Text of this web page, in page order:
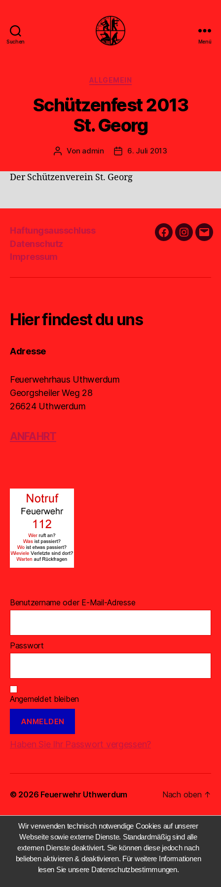
Suchen Menü
Kategorien
ALLGEMEIN
Schützenfest 2013
St. Georg
Beitragsautor
Von admin Veröffentlichungsdatum
6. Juli 2013
Der Schützenverein St. Georg
Haftungsausschluss
Datenschutz
Impressum
FacebookE-
Hier findest du uns
Adresse
Feuerwehrhaus Uthwerdum
Georgsheiler Weg 28
26624 Uthwerdum
ANFAHRT
Benutzername oder E-Mail-Adresse
Passwort
Angemeldet bleiben
Haben Sie Ihr Passwort vergessen?
© 2026 Feuerwehr Uthwerdum Nach oben ↑
Wir verwenden technisch notwendige Cookies auf unserer
Webseite sowie externe Dienste. Standardmäßig sind alle
externen Dienste deaktiviert. Sie können diese jedoch nach
belieben aktivieren & deaktivieren. Für weitere Informationen
lesen Sie unsere Datenschutzbestimmungen.